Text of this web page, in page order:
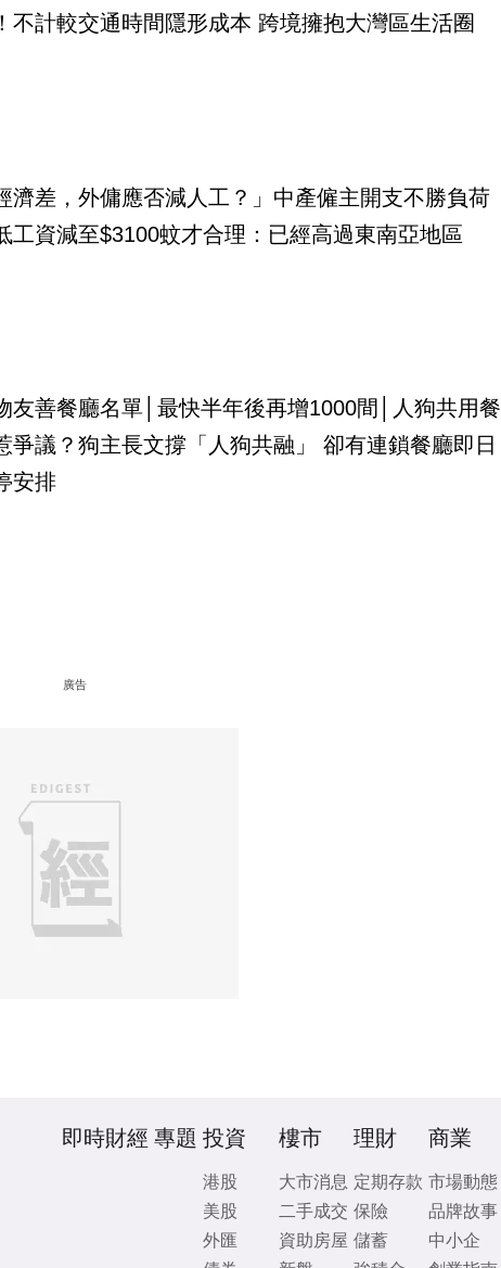
不計較交通時間隱形成本 跨境擁抱大灣區生活圈
濟差，外傭應否減人工？」中產僱主開支不勝負荷
工資減至$3100蚊才合理：已經高過東南亞地區
友善餐廳名單│最快半年後再增1000間│人狗共用餐
爭議？狗主長文撐「人狗共融」 卻有連鎖餐廳即日
安排
廣告
即時財經 專題 投資
港股
美股
外匯
樓市
大市消息
二手成交
資助房屋
理財
定期存款
保險
儲蓄
商業
市場動態
品牌故事
中小企